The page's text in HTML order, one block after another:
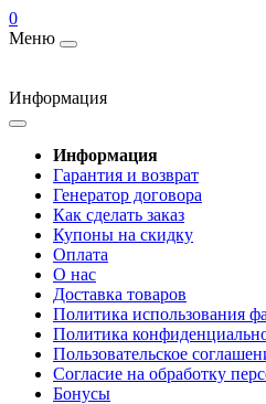
0
Меню
Информация
Информация
Гарантия и возврат
Генератор договора
Как сделать заказ
Купоны на скидку
Оплата
О нас
Доставка товаров
Политика использования
Политика
Пользовательское
Согласие на обработку
Бонусы